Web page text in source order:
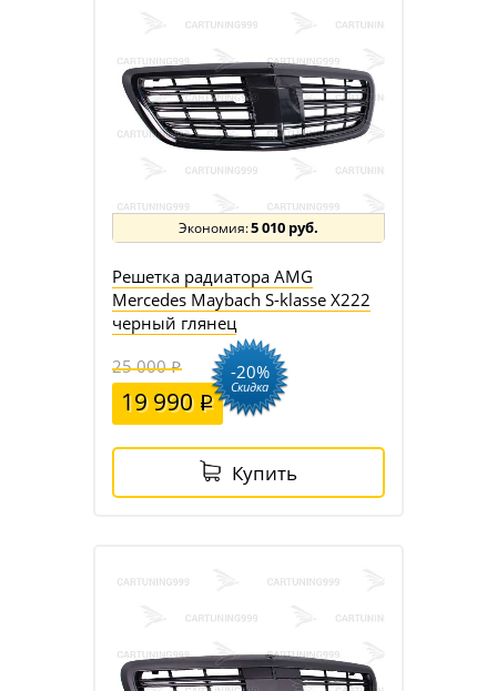
5 010 руб.
Решетка радиатора AMG
Mercedes Maybach S-klasse X222
черный глянец
25 000
19 990
-20%
Скидка
Купить